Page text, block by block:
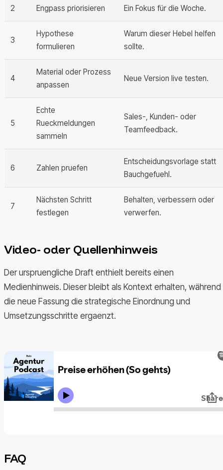
2 Engpass priorisieren Ein Fokus für die Woche.
3
Hypothese
formulieren
Warum dieser Hebel helfen
sollte.
4
Material oder Prozess
anpassen
Neue Version live testen.
5
Echte
Rueckmeldungen
sammeln
Sales-, Kunden- oder
Teamfeedback.
6 Zahlen pruefen
Entscheidungsvorlage statt
Bauchgefuehl.
7
Nächsten Schritt
festlegen
Behalten, verbessern oder
verwerfen.
Video- oder Quellenhinweis
Der urspruengliche Draft enthielt bereits einen
Medienhinweis. Dieser bleibt als Kontext erhalten, während
die neue Fassung die strategische Einordnung und
Umsetzungsschritte ergaenzt.
FAQ